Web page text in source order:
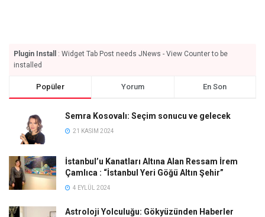
Plugin Install
: Widget Tab Post needs JNews - View Counter to be
installed
Popüler Yorum En Son
Semra Kosovalı: Seçim sonucu ve gelecek
21 KASIM 2024
İstanbul’u Kanatları Altına Alan Ressam İrem
Çamlıca : “İstanbul Yeri Göğü Altın Şehir”
4 EYLÜL 2024
Astroloji Yolculuğu: Gökyüzünden Haberler